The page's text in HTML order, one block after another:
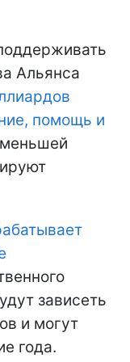
Альянса
помощь и
зависеть
и могут
года.